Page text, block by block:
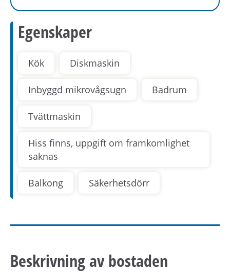
Egenskaper
Kök Diskmaskin
Inbyggd mikrovågsugn Badrum
Tvättmaskin
Hiss finns, uppgift om framkomlighet
saknas
Balkong Säkerhetsdörr
Beskrivning av bostaden